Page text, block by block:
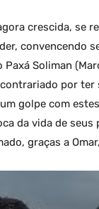
crescida, se
convencendo
Soliman
por
golpe com
da vida de seus
graças a